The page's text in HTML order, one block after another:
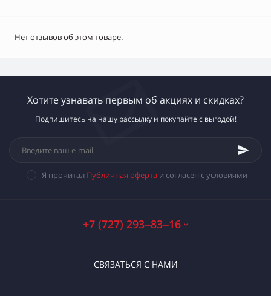
Нет отзывов об этом товаре.
Хотите узнавать первым об акциях и скидках?
Подпишитесь на нашу рассылку и покупайте с выгодой!
Я прочитал Публичная оферта и согласен с условиями
+7 (727) 293‒83‒16
СВЯЗАТЬСЯ С НАМИ